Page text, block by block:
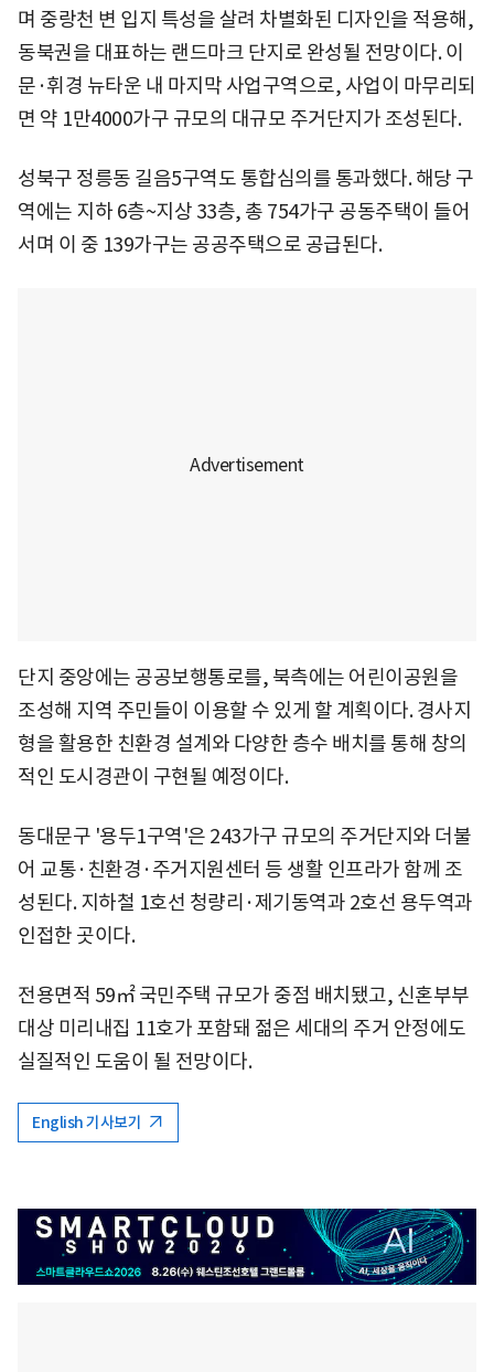
며 중랑천 변 입지 특성을 살려 차별화된 디자인을 적용해,
동북권을 대표하는 랜드마크 단지로 완성될 전망이다. 이
문·휘경 뉴타운 내 마지막 사업구역으로, 사업이 마무리되
면 약 1만4000가구 규모의 대규모 주거단지가 조성된다.
성북구 정릉동 길음5구역도 통합심의를 통과했다. 해당 구
역에는 지하 6층~지상 33층, 총 754가구 공동주택이 들어
서며 이 중 139가구는 공공주택으로 공급된다.
단지 중앙에는 공공보행통로를, 북측에는 어린이공원을
조성해 지역 주민들이 이용할 수 있게 할 계획이다. 경사지
형을 활용한 친환경 설계와 다양한 층수 배치를 통해 창의
적인 도시경관이 구현될 예정이다.
동대문구 '용두1구역'은 243가구 규모의 주거단지와 더불
어 교통·친환경·주거지원센터 등 생활 인프라가 함께 조
성된다. 지하철 1호선 청량리·제기동역과 2호선 용두역과
인접한 곳이다.
전용면적 59㎡ 국민주택 규모가 중점 배치됐고, 신혼부부
대상 미리내집 11호가 포함돼 젊은 세대의 주거 안정에도
실질적인 도움이 될 전망이다.
English 기사보기